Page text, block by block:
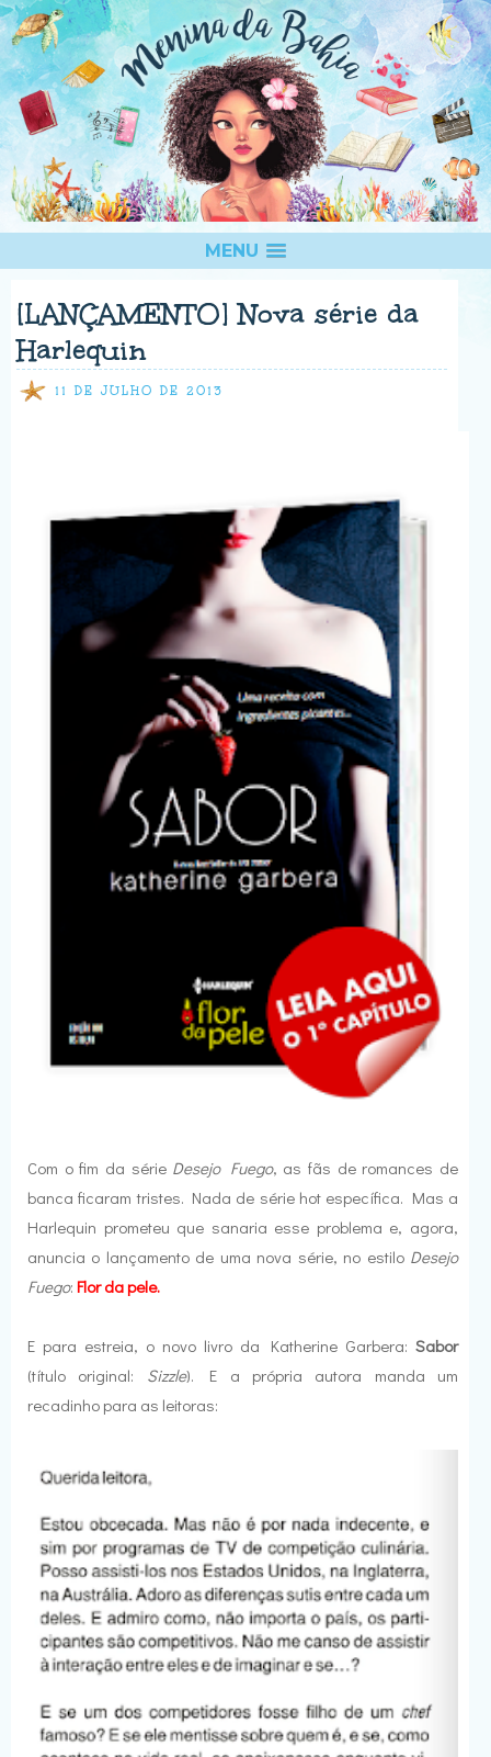
MENU
[LANÇAMENTO] Nova série da
Harlequin
11 DE JULHO DE 2013
Com o fim da série Desejo Fuego, as fãs de romances de
banca ficaram tristes. Nada de série hot específica. Mas a
Harlequin prometeu que sanaria esse problema e, agora,
anuncia o lançamento de uma nova série, no estilo Desejo
Fuego: Flor da pele.
E para estreia, o novo livro da Katherine Garbera: Sabor
(título original: Sizzle). E a própria autora manda um
recadinho para as leitoras: